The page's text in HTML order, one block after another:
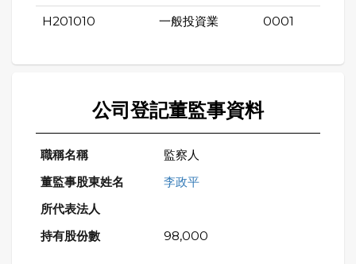
H201010 一般投資業 0001
公司登記董監事資料
監察人
李政平
98,000